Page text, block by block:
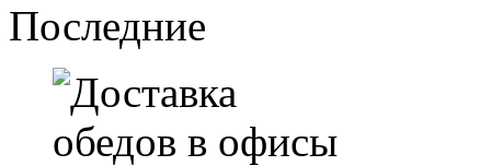
Последние